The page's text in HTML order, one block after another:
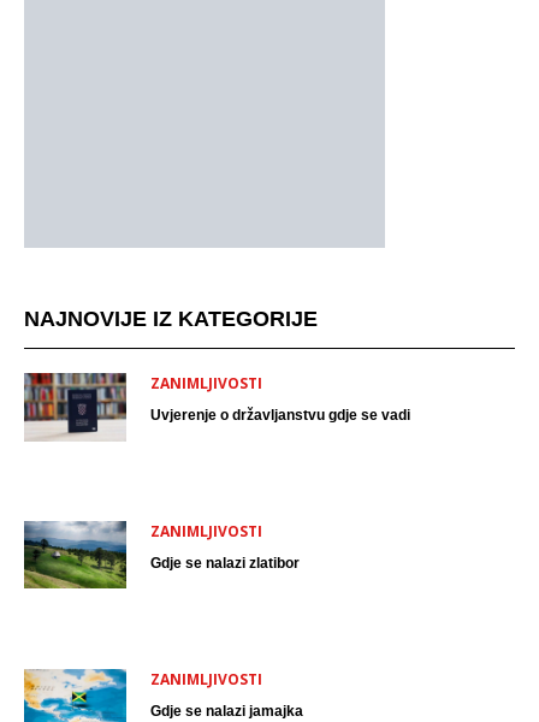
NAJNOVIJE IZ KATEGORIJE
ZANIMLJIVOSTI
Uvjerenje o državljanstvu gdje se vadi
ZANIMLJIVOSTI
Gdje se nalazi zlatibor
ZANIMLJIVOSTI
Gdje se nalazi jamajka